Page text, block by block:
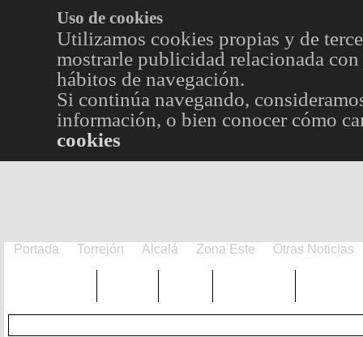
Uso de cookies
Utilizamos cookies propias y de
mostrarle publicidad relacionada
hábitos de navegación.
Si continúa navegando,
información, o bien conocer cómo
cookies
Portada Torrejón Alcalá Zona Este Otras Noticias